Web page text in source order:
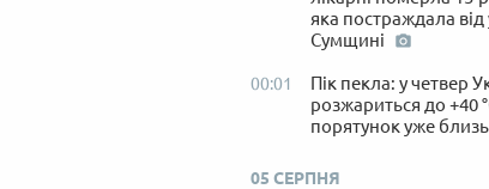
яка постраждала
Сумщині
00:01
Пік пекла: у четвер
розжариться до +40
порятунок уже
05 СЕРПНЯ